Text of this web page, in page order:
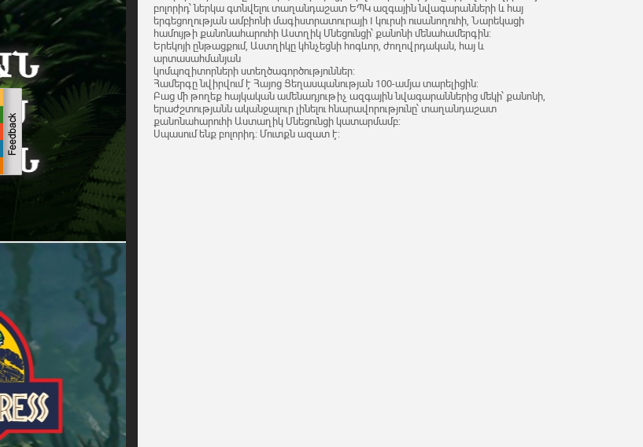
բոլորիդ՝ ներկա գտնվելու տաղանդաշատ ԵՊԿ ազգային նվագարանների և հայ
երգեցողության ամբիոնի մագիստրատուրայի I կուրսի ուսանողուհի, Նարեկացի
համույթի քանոնահարուհի Աստղիկ Սնեցունցի՝ քանոնի մենահամերգին:
Երեկոյի ընթացքում, Աստղիկը կհնչեցնի հոգևոր, ժողովրդական, հայ և
արտասահմանյան
կոմպոզիտորների ստեղծագործություններ:
Համերգը նվիրվում է Հայոց Ցեղասպանության 100-ամյա տարելիցին:
Բաց մի թողեք հայկական ամենադյութիչ ազգային նվագարաններից մեկի՝ քանոնի,
երաժշտությանն ականջալուր լինելու հնարավորությունը՝ տաղանդաշատ
քանոնահարուհի Աստաղիկ Սնեցունցի կատարմամբ:
Սպասում ենք բոլորիդ: Մուտքն ազատ է: